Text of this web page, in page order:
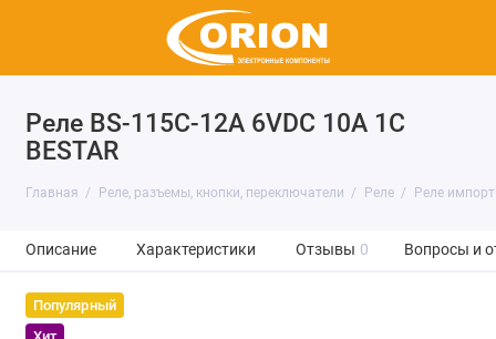
Реле BS-115C-12A 6VDC 10A 1C
BESTAR
Главная Реле, разъемы, кнопки, переключатели Реле Реле
Описание Характеристики Отзывы 0 Вопросы и
Популярный
Хит